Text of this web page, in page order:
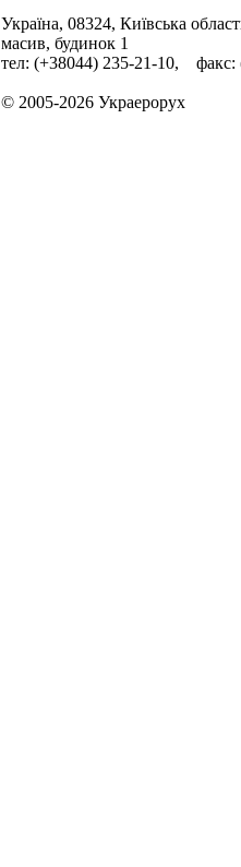
Україна, 08324, Київська
масив, будинок 1
тел: (+38044) 235-21-10, факс:
© 2005-2026 Украерорух